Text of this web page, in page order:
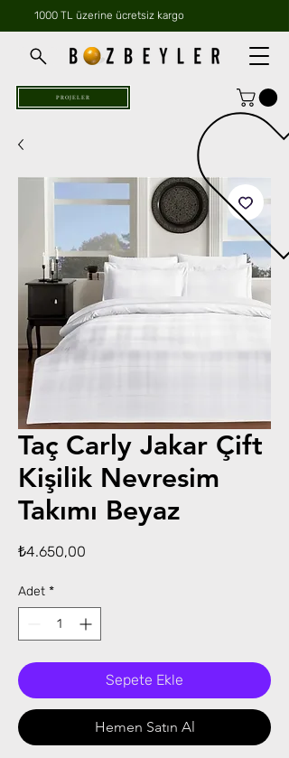
1000 TL üzerine ücretsiz kargo
PROJELER
Taç Carly Jakar Çift
Kişilik Nevresim
Takımı Beyaz
₺4.650,00
Adet *
Sepete Ekle
Hemen Satın Al